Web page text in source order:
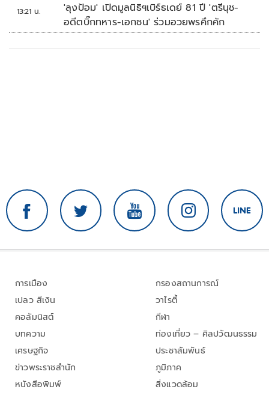
13:21 น.
'ลุงป้อม' เปิดมูลนิธิฯเบิร์ธเดย์ 81 ปี 'ตรีนุช-
อดีตบิ๊กทหาร-เอกชน' ร่วมอวยพรคึกคัก
การเมือง
เปลว สีเงิน
คอลัมนิสต์
บทความ
เศรษฐกิจ
ข่าวพระราชสำนัก
หนังสือพิมพ์
กรองสถานการณ์
วาไรตี้
กีฬา
ท่องเที่ยว – ศิลปวัฒนธรรม
ประชาสัมพันธ์
ภูมิภาค
สิ่งแวดล้อม